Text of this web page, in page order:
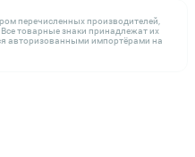
перечисленных производителей,
товарные знаки принадлежат их
авторизованными импортёрами на